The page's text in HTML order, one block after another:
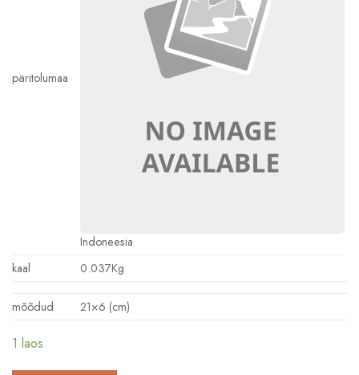
päritolumaa
Indoneesia
kaal
0.037Kg
mõõdud 21×6 (cm)
1 laos